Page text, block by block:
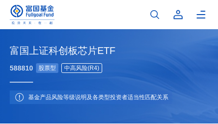
富国上证科创板芯片ETF
588810 股票型 中高风险(R4)
基金产品风险等级说明及各类型投资者适当性匹配关系